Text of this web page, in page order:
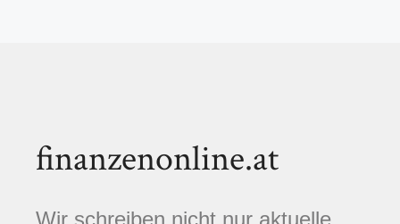
finanzenonline.at
Wir schreiben nicht nur aktuelle